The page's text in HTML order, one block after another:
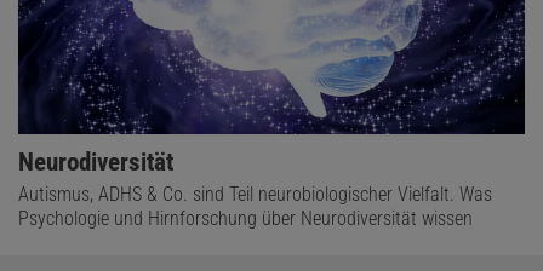
Neurodiversität
Autismus, ADHS & Co. sind Teil neurobiologischer Vielfalt. Was
Psychologie und Hirnforschung über Neurodiversität wissen